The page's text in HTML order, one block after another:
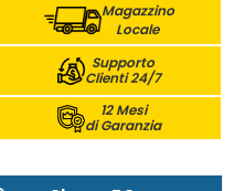
Magazzino
Locale
Supporto
Clienti 24/7
12 Mesi
di Garanzia